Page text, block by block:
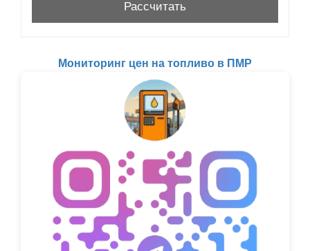
Мониторинг цен на топливо в ПМР